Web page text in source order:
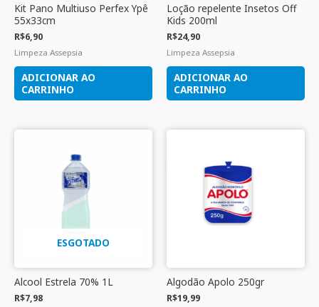
Kit Pano Multiuso Perfex Ypê
55x33cm
R$6,90
Limpeza Assepsia
ADICIONAR AO
CARRINHO
Loção repelente Insetos Off
Kids 200ml
R$24,90
Limpeza Assepsia
ADICIONAR AO
CARRINHO
ESGOTADO
Alcool Estrela 70% 1L
R$7,98
Algodão Apolo 250gr
R$19,99